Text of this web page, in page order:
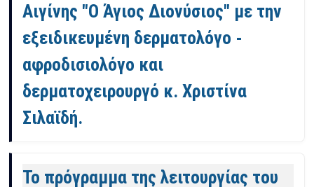
Αιγίνης "Ο Άγιος Διονύσιος" με την
εξειδικευμένη δερματολόγο -
αφροδισιολόγο και
δερματοχειρουργό κ. Χριστίνα
Σιλαϊδή.
Το πρόγραμμα της λειτουργίας του